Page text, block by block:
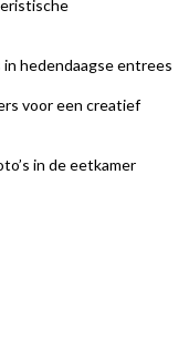
in hedendaagse entrees
voor een creatief
in de eetkamer